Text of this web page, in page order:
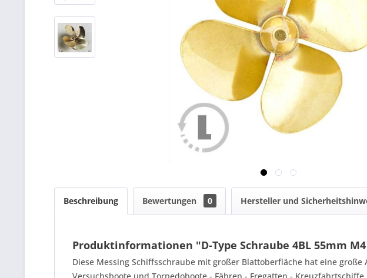
Beschreibung Bewertungen 0 Hersteller und
Produktinformationen "D-Type Schraube 4BL 55mm
Diese Messing Schiffsschraube mit großer Blattoberfläche hat eine